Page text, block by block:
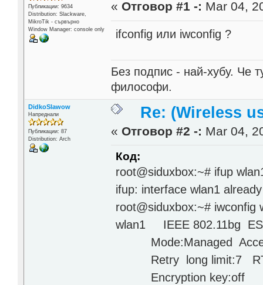
Публикации: 9634
Distribution: Slackware,
MikroTik - сървърно
Window Manager: console only
« Отговор #1 -: Mar 04,
ifconfig или iwconfig ?
Без подпис - най-хубу. Че
философи.
DidkoSlawow
Напреднали
Публикации: 87
Distribution: Arch
Re: (Wireless
« Отговор #2 -: Mar 04,
Код:
root@siduxbox:~# ifup
ifup: interface wlan1
root@siduxbox:~# iwconfig
wlan1 IEEE 802.11bg
Mode:Managed
Retry long limit:7
Encryption key:off